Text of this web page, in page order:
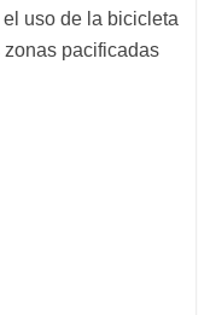
uso de la bicicleta
pacificadas